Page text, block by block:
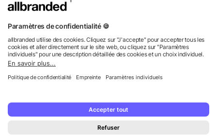
Nous commercialisons nos objets publicitaires et articles
non aux personnes privées.